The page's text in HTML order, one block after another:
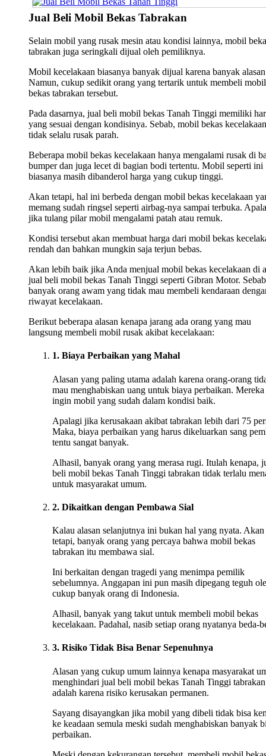
Jual Beli Mobil Bekas Tabrakan
Selain mobil yang rusak mesin atau kondisi lainnya, mobil
tabrakan juga seringkali dijual oleh pemiliknya.
Mobil kecelakaan biasanya banyak dijual karena banyak
Namun, cukup sedikit orang yang tertarik untuk membeli mobil
bekas tabrakan tersebut.
Pada dasarnya, jual beli mobil bekas Tanah Tinggi memiliki
yang sesuai dengan kondisinya. Sebab, mobil bekas kecelakaan
tidak selalu rusak parah.
Beberapa mobil bekas kecelakaan hanya mengalami rusak di
bumper dan juga lecet di bagian bodi tertentu. Mobil seperti ini
biasanya masih dibanderol harga yang cukup tinggi.
Akan tetapi, hal ini berbeda dengan mobil bekas kecelakaan
memang sudah ringsel seperti airbag-nya sampai terbuka.
jika tulang pilar mobil mengalami patah atau remuk.
Kondisi tersebut akan membuat harga dari mobil bekas
rendah dan bahkan mungkin saja terjun bebas.
Akan lebih baik jika Anda menjual mobil bekas kecelakaan di
jual beli mobil bekas Tanah Tinggi seperti Gibran Motor.
banyak orang awam yang tidak mau membeli kendaraan
riwayat kecelakaan.
Berikut beberapa alasan kenapa jarang ada orang yang mau
langsung membeli mobil rusak akibat kecelakaan:
1. Biaya Perbaikan yang Mahal
Alasan yang paling utama adalah karena orang-orang
mau menghabiskan uang untuk biaya perbaikan. Mereka
ingin mobil yang sudah dalam kondisi baik.
Apalagi jika kerusakaan akibat tabrakan lebih dari 75
Maka, biaya perbaikan yang harus dikeluarkan sang
tentu sangat banyak.
Alhasil, banyak orang yang merasa rugi. Itulah kenapa,
beli mobil bekas Tanah Tinggi tabrakan tidak terlalu
untuk masyarakat umum.
2. Dikaitkan dengan Pembawa Sial
Kalau alasan selanjutnya ini bukan hal yang nyata. Akan
tetapi, banyak orang yang percaya bahwa mobil bekas
tabrakan itu membawa sial.
Ini berkaitan dengan tragedi yang menimpa pemilik
sebelumnya. Anggapan ini pun masih dipegang teguh
cukup banyak orang di Indonesia.
Alhasil, banyak yang takut untuk membeli mobil bekas
kecelakaan. Padahal, nasib setiap orang nyatanya beda-
3. Risiko Tidak Bisa Benar Sepenuhnya
Alasan yang cukup umum lainnya kenapa masyarakat
menghindari jual beli mobil bekas Tanah Tinggi tabrakan
adalah karena risiko kerusakan permanen.
Sayang disayangkan jika mobil yang dibeli tidak bisa
ke keadaan semula meski sudah menghabiskan banyak
perbaikan.